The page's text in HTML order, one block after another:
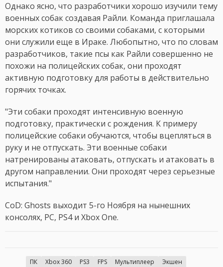
Однако ясно, что разработчики хорошо изучили тему
военных собак создавая Райли. Команда приглашала
морских котиков со своими собаками, с которыми
они служили еще в Ираке. Любопытно, что по словам
разработчиков, такие псы как Райли совершенно не
похожи на полицейских собак, они проходят
активную подготовку для работы в действительно
горячих точках.
"Эти собаки проходят интенсивную военную
подготовку, практически с рождения. К примеру
полицейские собаки обучаются, чтобы вцепляться в
руку и не отпускать. Эти военные собаки
натренированы атаковать, отпускать и атаковать в
другом направлении. Они проходят через серьезные
испытания."
CoD: Ghosts выходит 5-го Ноября на нынешних
консолях, PC, PS4 и Xbox One.
ПК Xbox 360 PS3 FPS Мультиплеер
Экшен